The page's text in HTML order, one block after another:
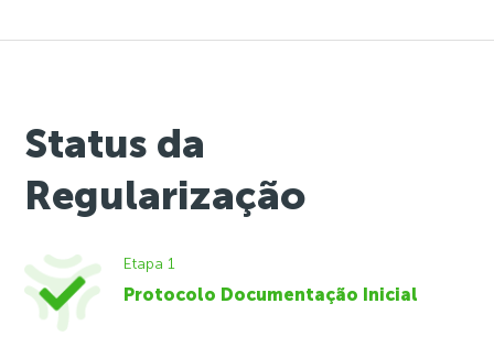
Status da
Regularização
Etapa 1
Protocolo Documentação Inicial